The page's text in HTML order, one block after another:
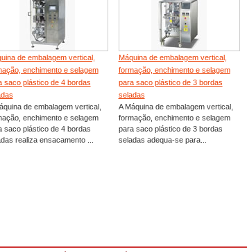
de embalagem vertical,
enchimento e selagem
saco plástico de 4 bordas
de embalagem vertical,
enchimento e selagem
saco plástico de 4 bordas
realiza ensacamento ...
Máquina de embalagem vertical,
formação, enchimento e selagem
para saco plástico de 3 bordas
seladas
A Máquina de embalagem vertical,
formação, enchimento e selagem
para saco plástico de 3 bordas
seladas adequa-se para...